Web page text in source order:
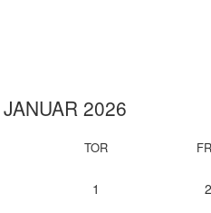
JANUAR 2026
TOR
1 2